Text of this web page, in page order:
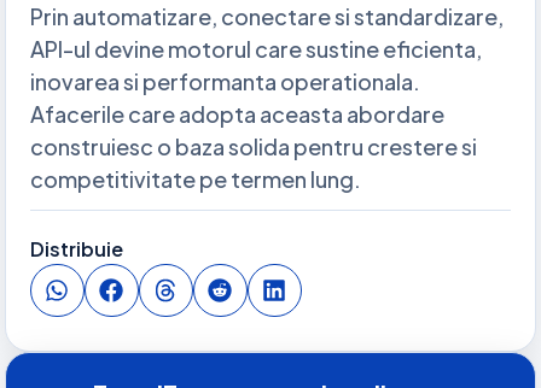
Prin automatizare, conectare si standardizare,
API-ul devine motorul care sustine eficienta,
inovarea si performanta operationala.
Afacerile care adopta aceasta abordare
construiesc o baza solida pentru crestere si
competitivitate pe termen lung.
Distribuie